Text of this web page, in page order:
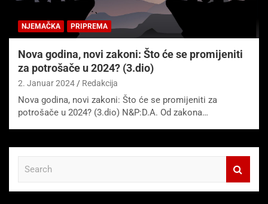
NJEMAČKA PRIPREMA
Nova godina, novi zakoni: Što će se promijeniti
za potrošače u 2024? (3.dio)
2. Januar 2024 Redakcija
Nova godina, novi zakoni: Što će se promijeniti za
potrošače u 2024? (3.dio) N&P:D.A. Od zakona…